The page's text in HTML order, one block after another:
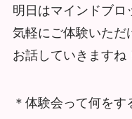
明日はマインドブロ
気軽にご体験いただ
お話していきますね
＊体験会って何をす